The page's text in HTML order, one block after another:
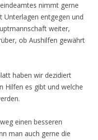
nimmt gerne
Unterlagen entgegen und
weiter,
ob Aushilfen gewährt
haben wir dezidiert
Hilfen es gibt und welche
einen besseren
man auch gerne die